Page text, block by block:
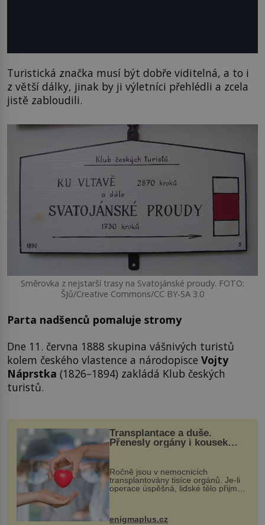
Turistická značka musí být dobře viditelná, a to i
z větší dálky, jinak by ji výletníci přehlédli a zcela
jistě zabloudili.
Směrovka z nejstarší trasy na Svatojánské proudy. FOTO:
ŠJů/Creative Commons/CC BY-SA 3.0
Parta nadšenců pomaluje stromy
Dne 11. června 1888 skupina vášnivých turistů
kolem českého vlastence a národopisce Vojty
Náprstka (1826–1894) zakládá Klub českých
turistů.
Transplantace a duše.
Přenesly orgány i kousek
Ročně jsou v nemocnicích
transplantovány tisíce orgánů. Je-li
operace úspěšná, lidské tělo přijme
enigmaplus.cz